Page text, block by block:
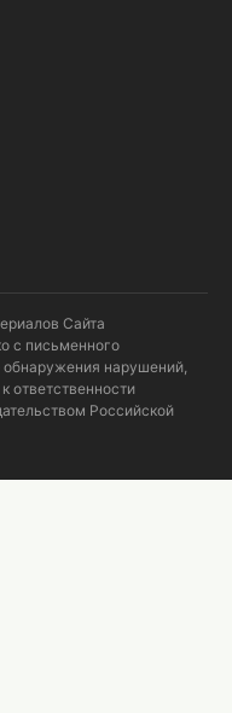
Сайта
с письменного
обнаружения нарушений,
ответственности
Российской